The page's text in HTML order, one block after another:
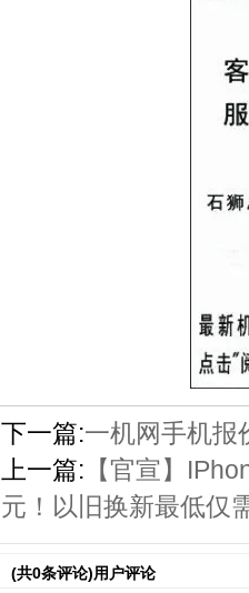
下一篇:一机网手机报
上一篇: 【官宣】
元！以旧换新最低仅
(共0条评论)用户评论